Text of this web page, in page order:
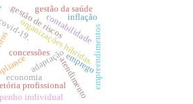
19.
concessões
organizações híbridas.
gestão de riscos
adaptação
gestão da saúde
atendimento
profissional empreendimentos
economia
contabilidade
emprego
inflação
individual